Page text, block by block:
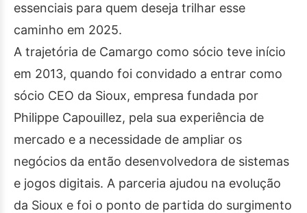
essenciais para quem deseja trilhar esse
caminho em 2025.
A trajetória de Camargo como sócio teve início
em 2013, quando foi convidado a entrar como
sócio CEO da Sioux, empresa fundada por
Philippe Capouillez, pela sua experiência de
mercado e a necessidade de ampliar os
negócios da então desenvolvedora de sistemas
e jogos digitais. A parceria ajudou na evolução
da Sioux e foi o ponto de partida do surgimento